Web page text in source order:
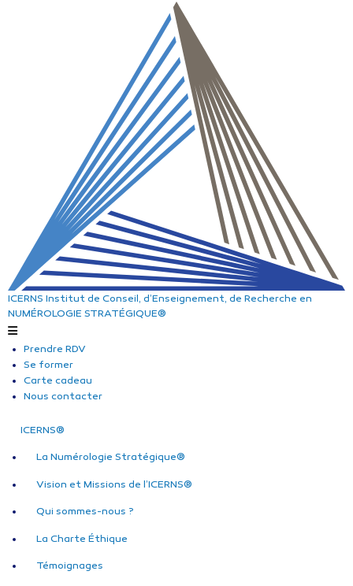
ICERNS Institut de Conseil, d’Enseignement, de Recherche en
NUMÉROLOGIE STRATÉGIQUE®
Prendre RDV
Se former
Carte cadeau
Nous contacter
ICERNS®
La Numérologie Stratégique®
Vision et Missions de l’ICERNS®
Qui sommes-nous ?
La Charte Éthique
Témoignages